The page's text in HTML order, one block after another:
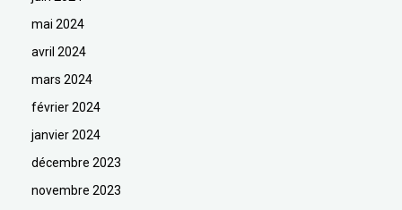
mai 2024
avril 2024
mars 2024
février 2024
janvier 2024
décembre 2023
novembre 2023